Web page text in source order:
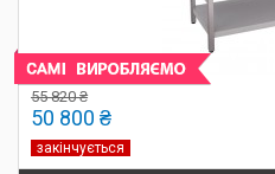
55 820 ₴
50 800 ₴
закінчується